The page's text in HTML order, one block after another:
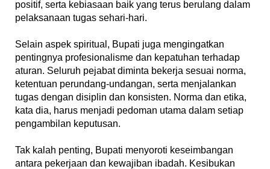
positif, serta kebiasaan baik yang terus berulang dalam
pelaksanaan tugas sehari-hari.
‎Selain aspek spiritual, Bupati juga mengingatkan
pentingnya profesionalisme dan kepatuhan terhadap
aturan. Seluruh pejabat diminta bekerja sesuai norma,
ketentuan perundang-undangan, serta menjalankan
tugas dengan disiplin dan konsisten. Norma dan etika,
kata dia, harus menjadi pedoman utama dalam setiap
pengambilan keputusan.
‎Tak kalah penting, Bupati menyoroti keseimbangan
antara pekerjaan dan kewajiban ibadah. Kesibukan